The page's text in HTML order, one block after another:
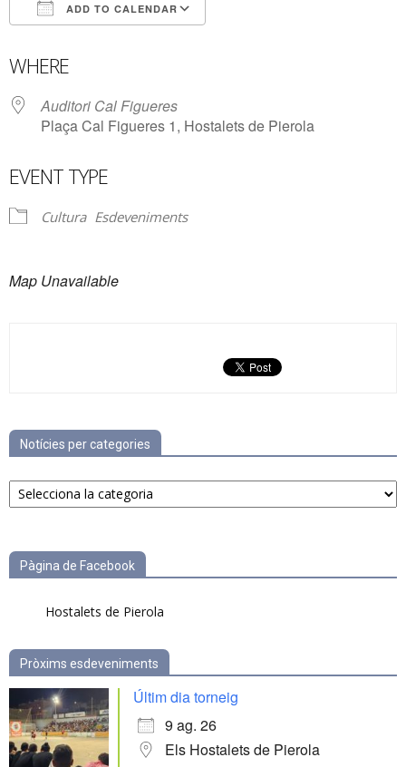
ADD TO CALENDAR
WHERE
Auditori Cal Figueres
Plaça Cal Figueres 1, Hostalets de Pierola
EVENT TYPE
Cultura Esdeveniments
Map Unavailable
Notícies per categories
Notícies
per
Pàgina de Facebook
Hostalets de Pierola
Pròxims esdeveniments
Últim dia torneig
9 ag. 26
Els Hostalets de Pierola